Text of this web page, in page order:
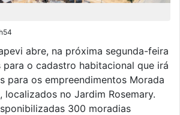
abre, na próxima segunda-feira
para o cadastro habitacional que irá
para os empreendimentos Morada
localizados no Jardim Rosemary.
300 moradias